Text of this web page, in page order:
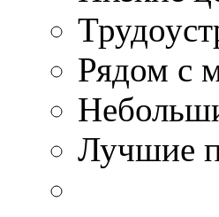
Рядом с
Лучшие